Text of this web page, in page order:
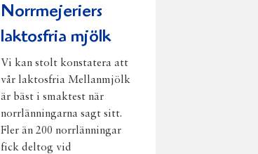
Norrmejeriers
laktosfria mjölk
Vi kan stolt konstatera att
vår laktosfria Mellanmjölk
är bäst i smaktest när
norrlänningarna sagt sitt.
Fler än 200 norrlänningar
fick deltog vid